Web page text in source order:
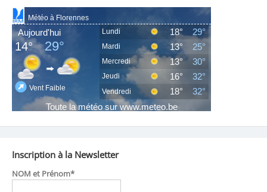
Inscription à la Newsletter
NOM et Prénom*